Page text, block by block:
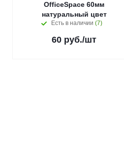
OfficeSpace 60мм
натуральный цвет
Есть в наличии (7)
60 руб./шт